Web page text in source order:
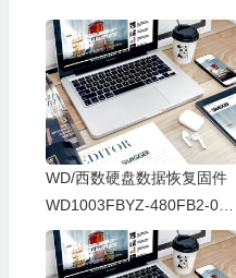
WD/西数硬盘数据恢复固件
WD1003FBYZ-480FB2-01.
01V03-WD-WCAW3638733
6-000500A2